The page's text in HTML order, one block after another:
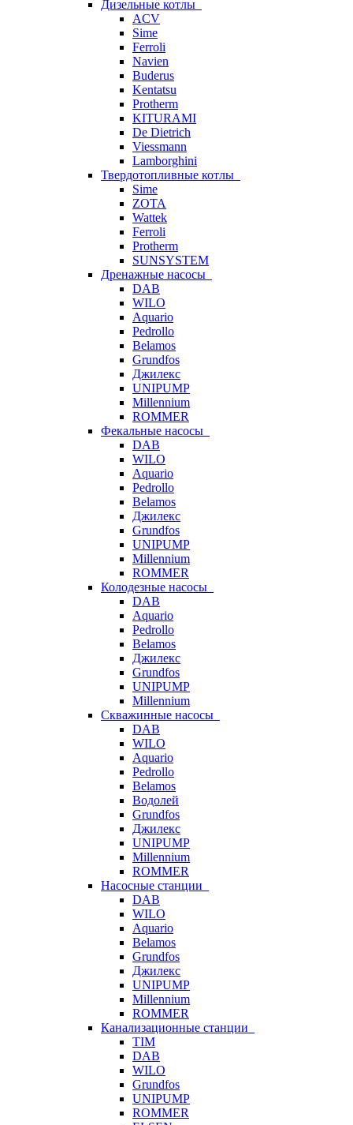
Дизельные котлы
ACV
Sime
Ferroli
Navien
Buderus
Kentatsu
Protherm
KITURAMI
De Dietrich
Viessmann
Lamborghini
Твердотопливные котлы
Sime
ZOTA
Wattek
Ferroli
Protherm
SUNSYSTEM
Дренажные насосы
DAB
WILO
Aquario
Pedrollo
Belamos
Grundfos
Джилекс
UNIPUMP
Millennium
ROMMER
Фекальные насосы
DAB
WILO
Aquario
Pedrollo
Belamos
Джилекс
Grundfos
UNIPUMP
Millennium
ROMMER
Колодезные насосы
DAB
Aquario
Pedrollo
Belamos
Джилекс
Grundfos
UNIPUMP
Millennium
Скважинные насосы
DAB
WILO
Aquario
Pedrollo
Belamos
Водолей
Grundfos
Джилекс
UNIPUMP
Millennium
ROMMER
Насосные станции
DAB
WILO
Aquario
Belamos
Grundfos
Джилекс
UNIPUMP
Millennium
ROMMER
Канализационные станции
TIM
DAB
WILO
Grundfos
UNIPUMP
ROMMER